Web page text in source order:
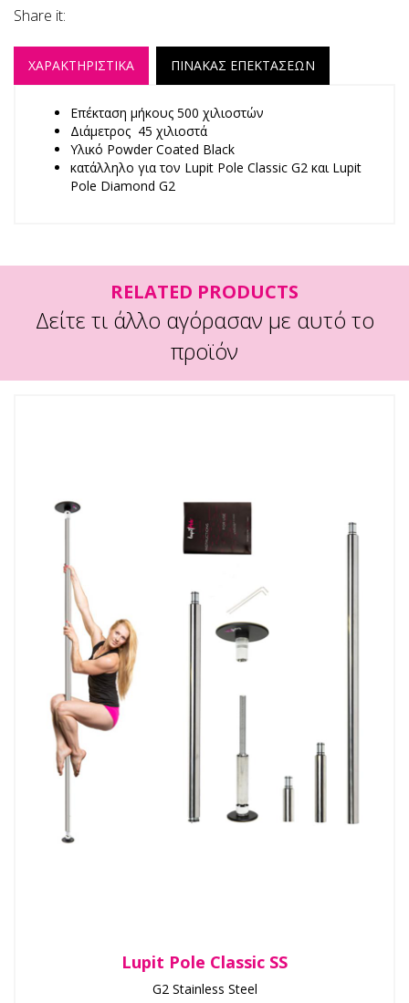
Share it:
ΧΑΡΑΚΤΗΡΙΣΤΙΚΑ ΠΙΝΑΚΑΣ ΕΠΕΚΤΑΣΕΩΝ
Επέκταση μήκους 500 χιλιοστών
Διάμετρος 45 χιλιοστά
Υλικό Powder Coated Black
κατάλληλο για τον Lupit Pole Classic G2 και Lupit
Pole Diamond G2
RELATED PRODUCTS
Δείτε τι άλλο αγόρασαν με αυτό το
προϊόν
Lupit Pole Classic SS
G2 Stainless Steel